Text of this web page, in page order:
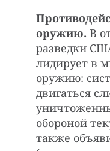
оружию. В
разведки
лидирует в
оружию:
двигаться
обороной
также